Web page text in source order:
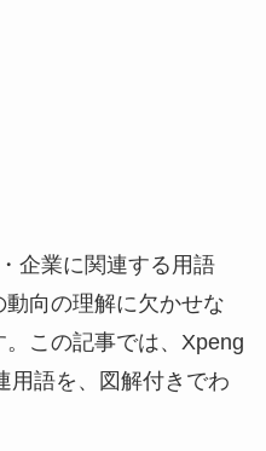
企業に関連する用語
向の理解に欠かせな
この記事では、Xpeng
用語を、図解付きでわ